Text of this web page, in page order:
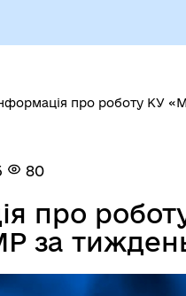
про роботу КУ
80
про
за